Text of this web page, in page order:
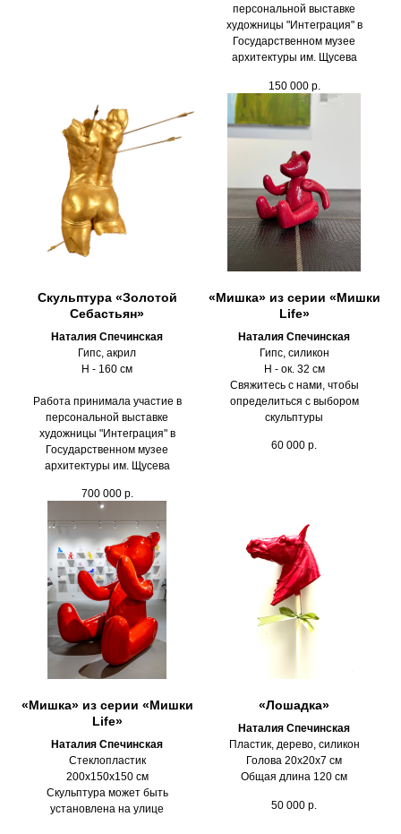
персональной выставке
художницы "Интеграция" в
Государственном музее
архитектуры им. Щусева
150 000 р.
Скульптура «Золотой
Себастьян»
Наталия Спечинская
Гипс, акрил
Н - 160 см
Работа принимала участие в
персональной выставке
художницы "Интеграция" в
Государственном музее
архитектуры им. Щусева
700 000 р.
«Мишка» из серии «Мишки
Life»
Наталия Спечинская
Гипс, силикон
H - ок. 32 см
Свяжитесь с нами, чтобы
определиться с выбором
скульптуры
60 000 р.
«Мишка» из серии «Мишки
Life»
Наталия Спечинская
Стеклопластик
200х150х150 см
Скульптура может быть
установлена на улице
«Лошадка»
Наталия Спечинская
Пластик, дерево, силикон
Голова 20х20х7 см
Общая длина 120 см
50 000 р.